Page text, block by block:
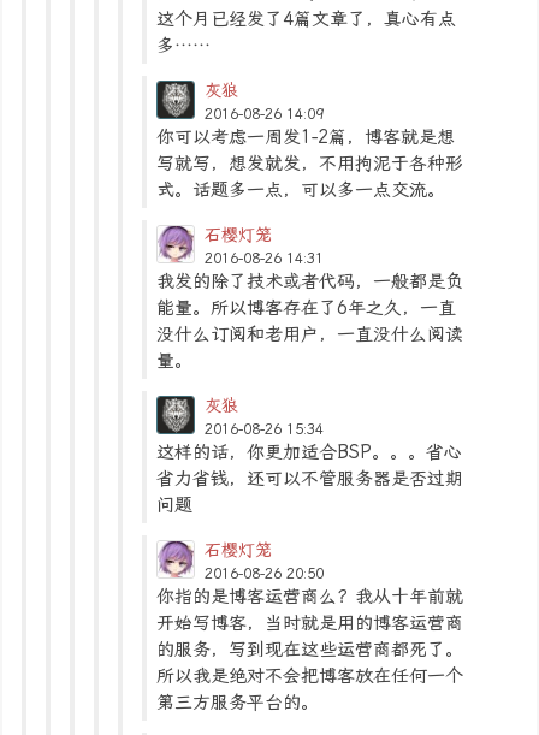
这个月已经发了4篇文章了，真心有点
多……
灰狼
2016-08-26 14:09
你可以考虑一周发1-2篇，博客就是想
写就写，想发就发，不用拘泥于各种形
式。话题多一点，可以多一点交流。
石樱灯笼
2016-08-26 14:31
我发的除了技术或者代码，一般都是负
能量。所以博客存在了6年之久，一直
没什么订阅和老用户，一直没什么阅读
量。
灰狼
2016-08-26 15:34
这样的话，你更加适合BSP。。。省心
省力省钱，还可以不管服务器是否过期
问题
石樱灯笼
2016-08-26 20:50
你指的是博客运营商么？我从十年前就
开始写博客，当时就是用的博客运营商
的服务，写到现在这些运营商都死了。
所以我是绝对不会把博客放在任何一个
第三方服务平台的。